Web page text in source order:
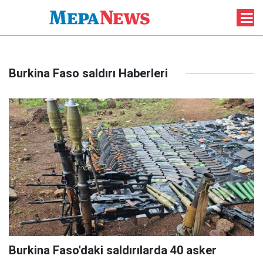
Burkina Faso saldırı Haberleri
Burkina Faso'daki saldırılarda 40 asker